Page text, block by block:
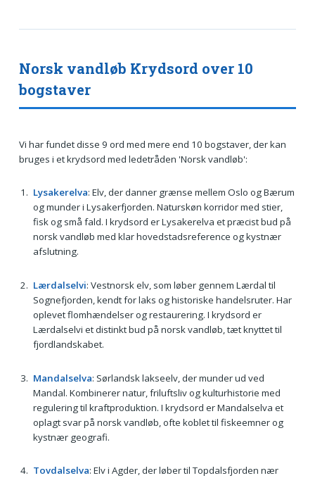
Norsk vandløb Krydsord over 10
bogstaver
Vi har fundet disse 9 ord med mere end 10 bogstaver, der kan
bruges i et krydsord med ledetråden 'Norsk vandløb':
Lysakerelva: Elv, der danner grænse mellem Oslo og Bærum
og munder i Lysakerfjorden. Naturskøn korridor med stier,
fisk og små fald. I krydsord er Lysakerelva et præcist bud på
norsk vandløb med klar hovedstadsreference og kystnær
afslutning.
Lærdalselvi: Vestnorsk elv, som løber gennem Lærdal til
Sognefjorden, kendt for laks og historiske handelsruter. Har
oplevet flomhændelser og restaurering. I krydsord er
Lærdalselvi et distinkt bud på norsk vandløb, tæt knyttet til
fjordlandskabet.
Mandalselva: Sørlandsk lakseelv, der munder ud ved
Mandal. Kombinerer natur, friluftsliv og kulturhistorie med
regulering til kraftproduktion. I krydsord er Mandalselva et
oplagt svar på norsk vandløb, ofte koblet til fiskeemner og
kystnær geografi.
Tovdalselva: Elv i Agder, der løber til Topdalsfjorden nær